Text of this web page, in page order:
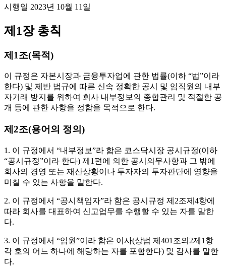
시행일 2023년 10월 11일
제1장 총칙
제1조(목적)
이 규정은 자본시장과 금융투자업에 관한 법률(이하 “법”이라
한다) 및 제반 법규에 따른 신속 정확한 공시 및 임직원의 내부
자거래 방지를 위하여 회사 내부정보의 종합관리 및 적절한 공
개 등에 관한 사항을 정함을 목적으로 한다.
제2조(용어의 정의)
1. 이 규정에서 “내부정보”라 함은 코스닥시장 공시규정(이하
“공시규정”이라 한다) 제1편에 의한 공시의무사항과 그 밖에
회사의 경영 또는 재산상황이나 투자자의 투자판단에 영향을
미칠 수 있는 사항을 말한다.
2. 이 규정에서 “공시책임자”라 함은 공시규정 제2조제4항에
따라 회사를 대표하여 신고업무를 수행할 수 있는 자를 말한
다.
3. 이 규정에서 “임원”이라 함은 이사(상법 제401조의2제1항
각 호의 어느 하나에 해당하는 자를 포함한다) 및 감사를 말한
다.